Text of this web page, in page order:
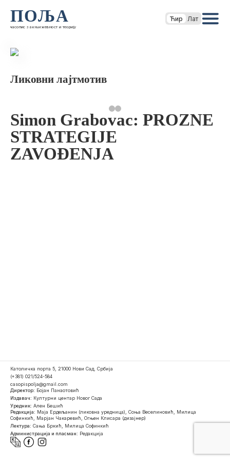
ПОЉА
часопис за књижевност и теорију
Ћир Лат
Ликовни лајтмотив
Simon Grabovac: PROZNE
STRATEGIJE
ZAVOĐENJA
Католичка порта 5, 21000 Нови Сад, Србија
(+381) 021/524-584
casopispolja@gmail.com
Директор: Бојан Панаотовић
Издавач: Културни центар Новог Сада
Уредник: Ален Бешић
Редакција: Маја Ердељанин (ликовна уредница), Соња Веселиновић, Милица
Софинкић, Марјан Чакаревић, Огњен Клисара (дизајнер)
Лектура: Сања Бркић, Милица Софинкић
Администрација и пласман: Редакција